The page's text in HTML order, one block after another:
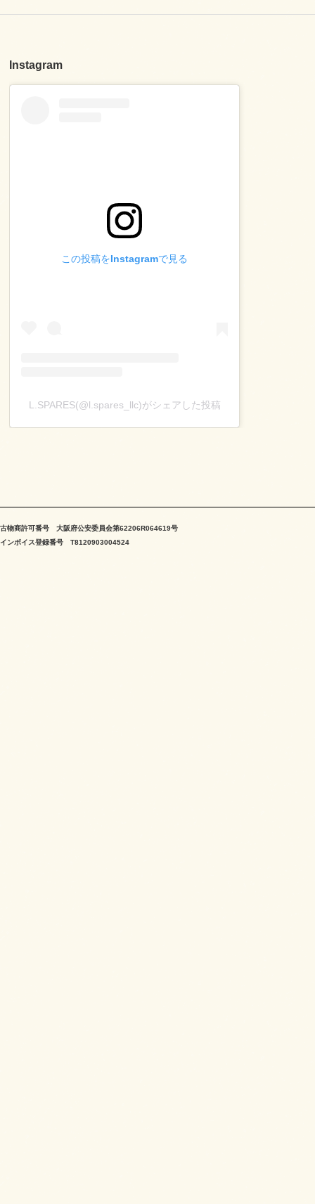
Instagram
この投稿をInstagramで見る
L.SPARES(@l.spares_llc)がシェアした投稿
古物商許可番号 大阪府公安委員会第62206R064619号
インボイス登録番号 T8120903004524